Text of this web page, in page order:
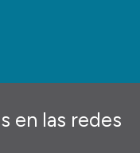
en las redes